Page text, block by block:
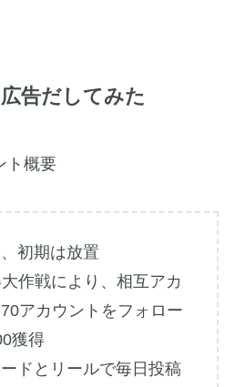
告だしてみた
ト概要
初期は放置
作戦により、相互アカ
アカウントをフォロー
獲得
ドとリールで毎日投稿